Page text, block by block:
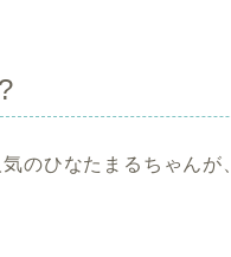
のひなたまるちゃんが